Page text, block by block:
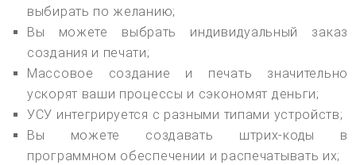
выбирать по желанию;
Вы можете выбрать индивидуальный заказ
создания и печати;
Массовое создание и печать значительно
ускорят ваши процессы и сэкономят деньги;
УСУ интегрируется с разными типами устройств;
Вы можете создавать штрих-коды в
программном обеспечении и распечатывать их;